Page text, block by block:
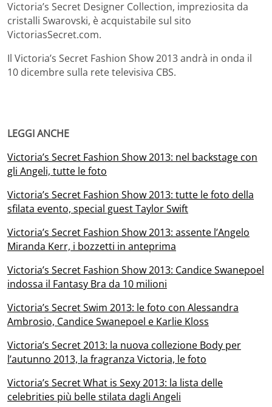
Victoria’s Secret Designer Collection, impreziosita da
cristalli Swarovski, è acquistabile sul sito
VictoriasSecret.com.
Il Victoria’s Secret Fashion Show 2013 andrà in onda il
10 dicembre sulla rete televisiva CBS.
LEGGI ANCHE
Victoria’s Secret Fashion Show 2013: nel backstage con
gli Angeli, tutte le foto
Victoria’s Secret Fashion Show 2013: tutte le foto della
sfilata evento, special guest Taylor Swift
Victoria’s Secret Fashion Show 2013: assente l’Angelo
Miranda Kerr, i bozzetti in anteprima
Victoria’s Secret Fashion Show 2013: Candice Swanepoel
indossa il Fantasy Bra da 10 milioni
Victoria’s Secret Swim 2013: le foto con Alessandra
Ambrosio, Candice Swanepoel e Karlie Kloss
Victoria’s Secret 2013: la nuova collezione Body per
l’autunno 2013, la fragranza Victoria, le foto
Victoria’s Secret What is Sexy 2013: la lista delle
celebrities più belle stilata dagli Angeli